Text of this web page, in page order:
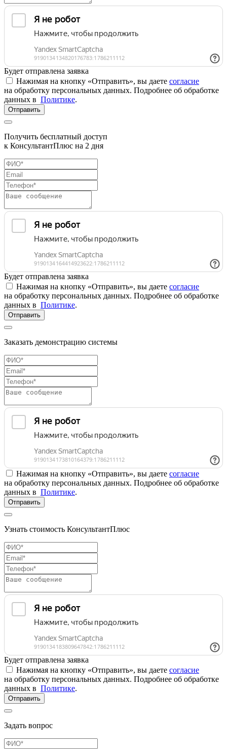
Будет отправлена заявка
Нажимая на кнопку «Отправить», вы даете согласие
на обработку персональных данных. Подробнее об обработке
данных в Политике.
Отправить
Получить бесплатный доступ
к КонсультантПлюс на 2 дня
Будет отправлена заявка
Нажимая на кнопку «Отправить», вы даете согласие
на обработку персональных данных. Подробнее об обработке
данных в Политике.
Отправить
Заказать демонстрацию системы
Нажимая на кнопку «Отправить», вы даете согласие
на обработку персональных данных. Подробнее об обработке
данных в Политике.
Отправить
Узнать стоимость КонсультантПлюс
Будет отправлена заявка
Нажимая на кнопку «Отправить», вы даете согласие
на обработку персональных данных. Подробнее об обработке
данных в Политике.
Отправить
Задать вопрос